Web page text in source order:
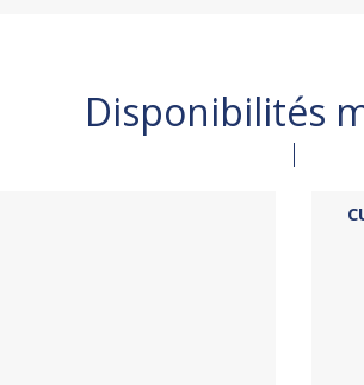
Disponibilités